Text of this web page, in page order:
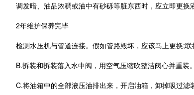
调发暗、油品浓稠或油中有砂砾等脏东西时，应立即更换
2年维护保养完毕
检测水压机与管道连接。假如管路毁坏，应该马上更换;联
B.拆装和拆装落入水中阀，用空气压缩吹整洁阀心并重装。
C.将油箱中的全部液压油排出来，开启油箱，卸掉吸过滤